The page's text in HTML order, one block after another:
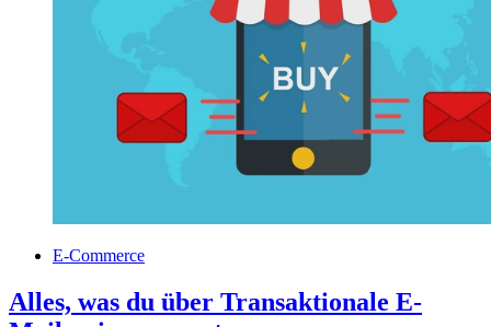
E-Commerce
Alles, was du über Transaktionale E-